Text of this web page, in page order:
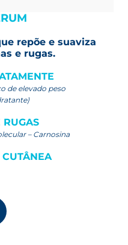
repõe e suaviza
e rugas.
de elevado peso
– Carnosina
IN A NEW TAB